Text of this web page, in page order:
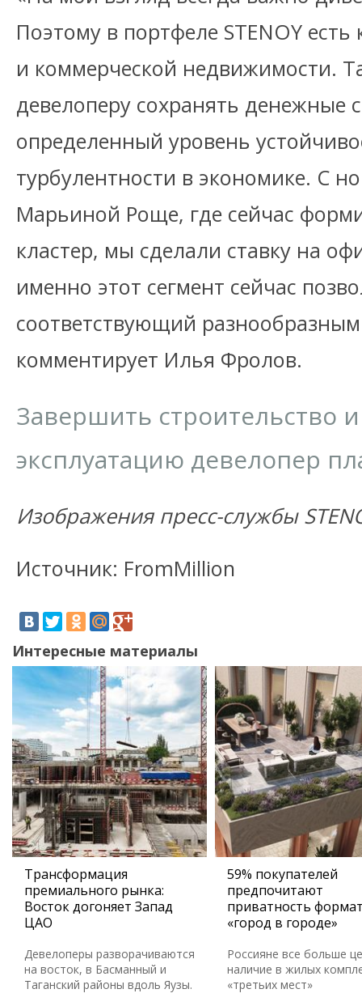
Поэтому в портфеле STENOY
и коммерческой недвижимости.
девелоперу сохранять денежные
определенный уровень
турбулентности в экономике. С
Марьиной Роще, где сейчас
кластер, мы сделали ставку на
именно этот сегмент сейчас
соответствующий
комментирует Илья Фролов.
Завершить строительство
эксплуатацию девелопер
Изображения пресс-службы
Источник: FromMillion
Интересные материалы
Трансформация
премиального рынка:
Восток догоняет Запад
ЦАО
Девелоперы разворачиваются
на восток, в Басманный и
Таганский районы вдоль Яузы.
59% покупателей
предпочитают
приватность
«город в городе»
Россияне все больше
наличие в жилых
«третьих мест»